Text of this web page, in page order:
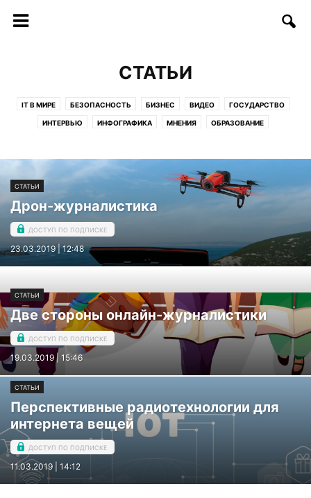
СТАТЬИ
IT В МИРЕ БЕЗОПАСНОСТЬ БИЗНЕС ВИДЕО ГОСУДАРСТВО
ИНТЕРВЬЮ ИНФОГРАФИКА МНЕНИЯ ОБРАЗОВАНИЕ
ТЕЛЕКОММУНИКАЦИИ ТЕХНОЛОГИИ ФИНАНСЫ ФОТО
ЦИФРЫ И ФАКТЫ
СТАТЬИ
Дрон-журналистика
ДОСТУП ПО ПОДПИСКЕ
23.03.2019 | 12:48
СТАТЬИ
Две стороны онлайн-журналистики
ДОСТУП ПО ПОДПИСКЕ
19.03.2019 | 15:46
СТАТЬИ
Перспективные радиотехнологии для
интернета вещей
ДОСТУП ПО ПОДПИСКЕ
11.03.2019 | 14:12